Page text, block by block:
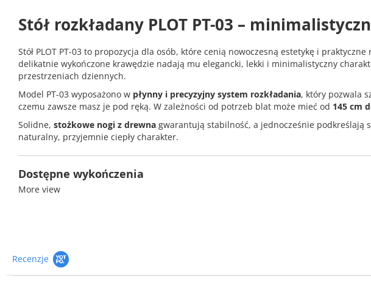
Stół rozkładany PLOT PT-03 –
Stół PLOT PT-03 to propozycja dla osób, które cenią nowoczesną estetykę i
delikatnie wykończone krawędzie nadają mu elegancki, lekki i minimalistyczny
przestrzeniach dziennych.
Model PT-03 wyposażono w płynny i precyzyjny system rozkładania, który pozwala
czemu zawsze masz je pod ręką. W zależności od potrzeb blat może mieć od 145 cm
Solidne, stożkowe nogi z drewna gwarantują stabilność, a jednocześnie podkreślają
naturalny, przyjemnie ciepły charakter.
Dostępne wykończenia
•Dąb jasny
Najważniejsze cechy
Regulacja długości 145–219 cm
More view
Recenzje